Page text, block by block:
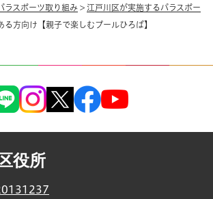
ラスポーツ取り組み > 江戸川区が実施するパラスポー
る方向け【親子で楽しむプールひろば】
役所